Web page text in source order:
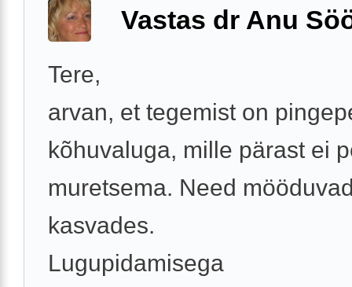
Vastas dr Anu
Tere,
arvan, et tegemist on
kõhuvaluga, mille pärast ei
muretsema. Need
kasvades.
Lugupidamisega